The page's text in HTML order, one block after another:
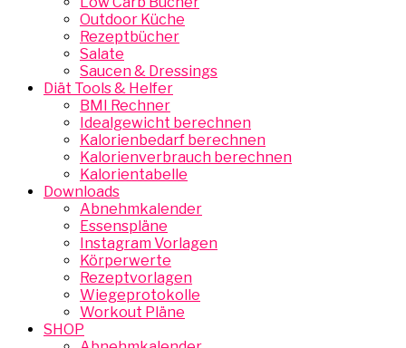
Outdoor Küche
Rezeptbücher
Salate
Saucen & Dressings
Diät Tools & Helfer
BMI Rechner
Idealgewicht berechnen
Kalorienbedarf berechnen
Kalorienverbrauch berechnen
Kalorientabelle
Downloads
Abnehmkalender
Essenspläne
Instagram Vorlagen
Körperwerte
Rezeptvorlagen
Wiegeprotokolle
Workout Pläne
SHOP